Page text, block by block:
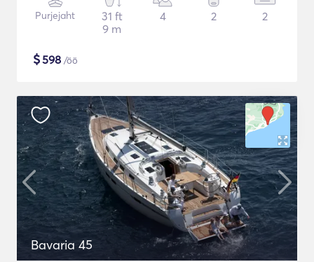
Purjejaht
31 ft
9 m
4 2 2
$598 /öö
Bavaria 45